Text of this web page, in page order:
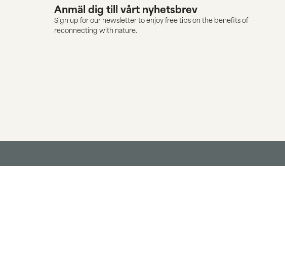
Anmäl dig till vårt nyhetsbrev
Sign up for our newsletter to enjoy free tips on the benefits of
reconnecting with nature.